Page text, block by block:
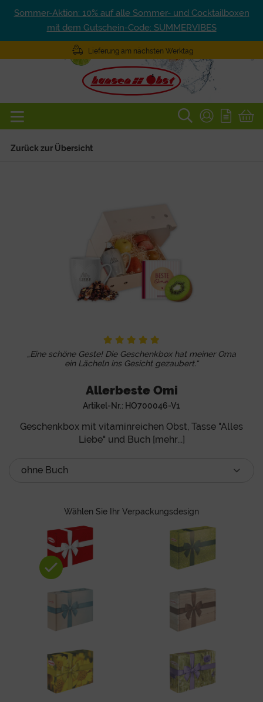
Sommer-Aktion: 10% auf alle Sommer- und Cocktailboxen
mit dem Gutschein-Code: SUMMERVIBES
Lieferung am nächsten Werktag
Zurück zur Übersicht
„Eine schöne Geste! Die Geschenkbox hat meiner Oma
ein Lächeln ins Gesicht gezaubert.“
Allerbeste Omi
Artikel-Nr.: HO700046-V1
Geschenkbox mit vitaminreichen Obst, Tasse "Alles
Liebe" und Buch [mehr...]
Wählen Sie Ihr Verpackungsdesign